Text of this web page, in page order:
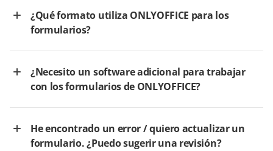
¿Qué formato utiliza ONLYOFFICE para los
formularios?
¿Necesito un software adicional para trabajar
con los formularios de ONLYOFFICE?
He encontrado un error / quiero actualizar un
formulario. ¿Puedo sugerir una revisión?